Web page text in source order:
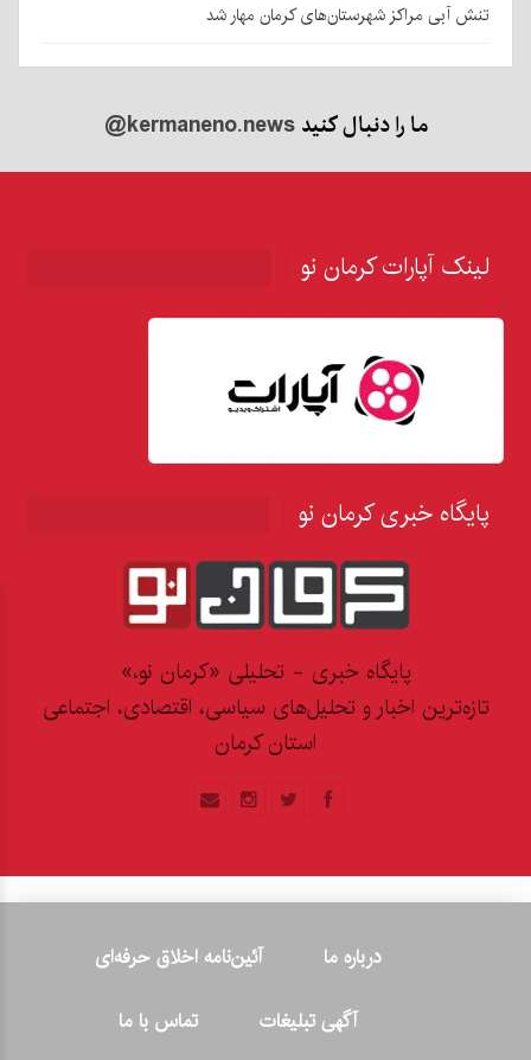
تنش آبی مراکز شهرستان‌های کرمان مهار شد
ما را دنبال کنید@kermaneno.news
لینک آپارات کرمان نو
پایگاه خبری کرمان نو
پایگاه خبری - تحلیلی «کرمان نو،»
تازه‌ترین اخبار و تحلیل‌های سیاسی، اقتصادی، اجتماعی
استان کرمان
درباره ما
آئین‌نامه اخلاق حرفه‌ای
آگهی تبلیغات
تماس با ما